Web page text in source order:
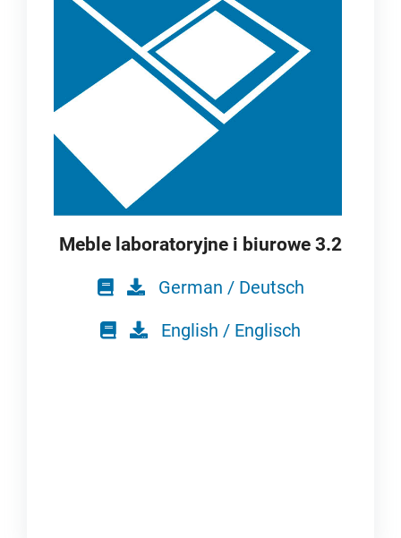
Meble laboratoryjne i biurowe 3.2
German / Deutsch
English / Englisch